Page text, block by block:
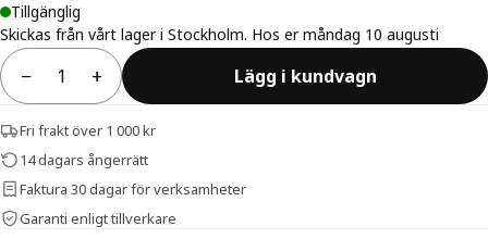
Tillgänglig
Skickas från vårt lager i Stockholm. Hos er måndag 10 augusti
− + Lägg i kundvagn
Fri frakt över 1 000 kr
14 dagars ångerrätt
Faktura 30 dagar för verksamheter
Garanti enligt tillverkare